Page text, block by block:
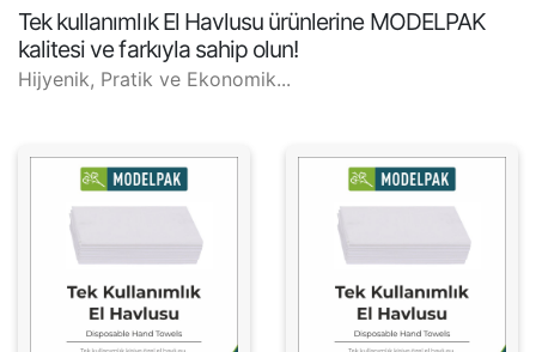
Tek kullanımlık El Havlusu ürünlerine MODELPAK
kalitesi ve farkıyla sahip olun!
Hijyenik, Pratik ve Ekonomik...